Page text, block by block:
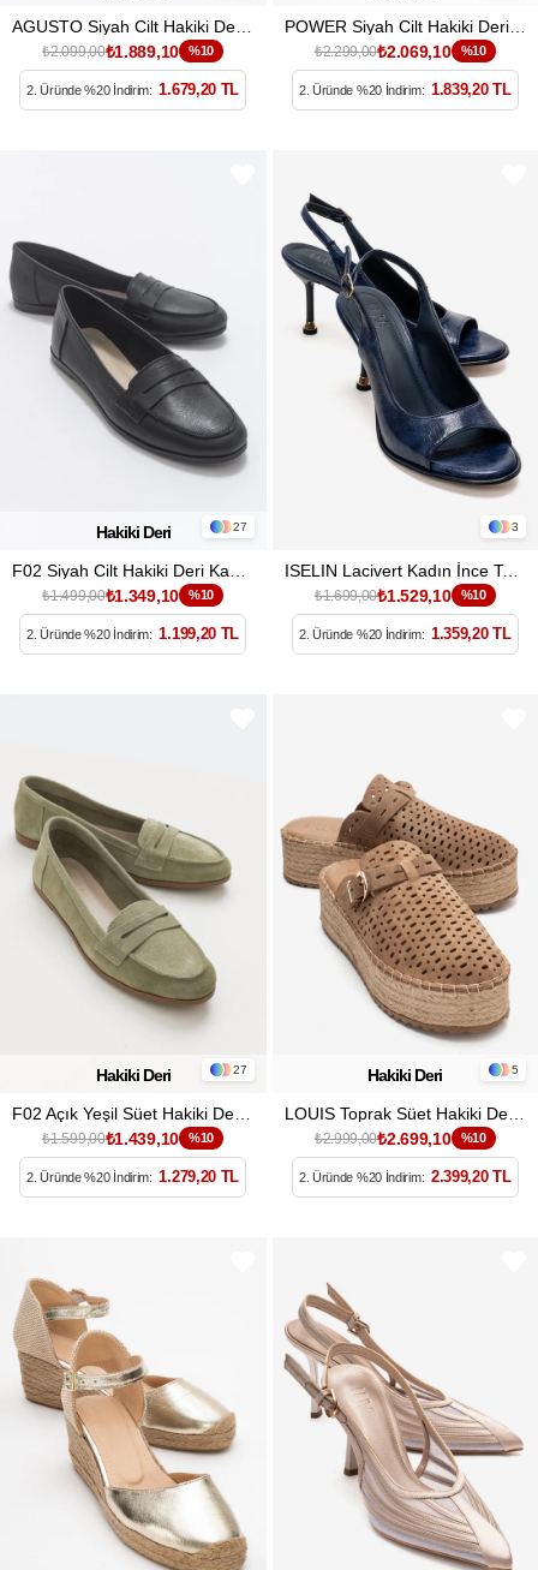
AGUSTO Siyah Cilt Hakiki Deri Kadın Dolgu Topuk Sandalet
₺2.099,00₺1.889,10 %10
2. Üründe %20 İndirim: 1.679,20 TL
POWER Siyah Cilt Hakiki Deri Kadın Dolgu Topuklu Sandalet
₺2.299,00₺2.069,10 %10
2. Üründe %20 İndirim: 1.839,20 TL
27
₺1.499,00₺1.349,10 %10
2. Üründe %20 İndirim: 1.199,20 TL
Hakiki Deri 3
ISELIN Lacivert Kadın İnce Topuklu Ayakkabı
₺1.699,00₺1.529,10 %10
2. Üründe %20 İndirim: 1.359,20 TL
27
₺1.599,00₺1.439,10 %10
2. Üründe %20 İndirim: 1.279,20 TL
Hakiki Deri 5
LOUIS Toprak Süet Hakiki Deri Burnu Kapalı Hasır Dolgu Taban Terlik
₺2.999,00₺2.699,10 %10
2. Üründe %20 İndirim: 2.399,20 TL
Hakiki Deri